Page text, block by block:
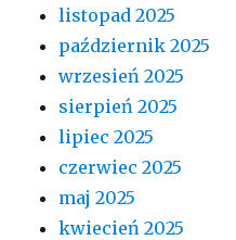
listopad 2025
październik 2025
wrzesień 2025
sierpień 2025
lipiec 2025
czerwiec 2025
maj 2025
kwiecień 2025